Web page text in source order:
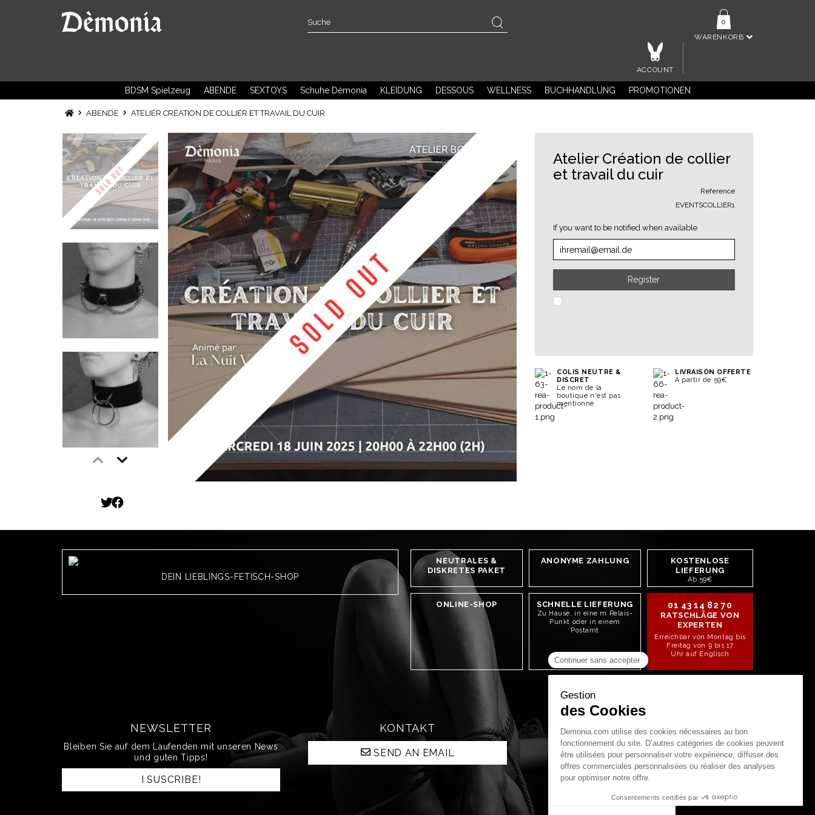
WARENKORB
0
ACCOUNT
BDSM Spielzeug ABENDE SEXTOYS Schuhe Dèmonia KLEIDUNG DESSOUS WELLNESS BUCHHANDLUNG PROMOTIONEN
ABENDE ATELIER CRÉATION DE COLLIER ET TRAVAIL DU CUIR
Atelier Création de collier
et travail du cuir
Reference
EVENTSCOLLIER1
If you want to be notified when available
Register
COLIS NEUTRE &
DISCRET
Le nom de la
boutique n'est pas
mentionné
LIVRAISON OFFERTE
À partir de 59€
DEIN LIEBLINGS-FETISCH-SHOP
NEUTRALES &
DISKRETES PAKET
ANONYME ZAHLUNG
KOSTENLOSE
LIEFERUNG
Ab 59€
ONLINE-SHOP SCHNELLE LIEFERUNG
Zu Hause, in eine m Relais-
Punkt oder in einem
Postamt
01 43 14 82 70
RATSCHLÄGE VON
EXPERTEN
Erreichbar von Montag bis
Freitag von 9 bis 17
Uhr auf Englisch
NEWSLETTER
Bleiben Sie auf dem Laufenden mit unseren News
und guten Tipps!
I SUSCRIBE!
KONTAKT
SEND AN EMAIL
STAY CONNECTED!